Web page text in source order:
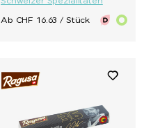
Ab CHF 16.63 / Stück